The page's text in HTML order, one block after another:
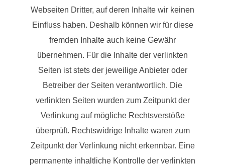
Webseiten Dritter, auf deren Inhalte wir keinen
Einfluss haben. Deshalb können wir für diese
fremden Inhalte auch keine Gewähr
übernehmen. Für die Inhalte der verlinkten
Seiten ist stets der jeweilige Anbieter oder
Betreiber der Seiten verantwortlich. Die
verlinkten Seiten wurden zum Zeitpunkt der
Verlinkung auf mögliche Rechtsverstöße
überprüft. Rechtswidrige Inhalte waren zum
Zeitpunkt der Verlinkung nicht erkennbar. Eine
permanente inhaltliche Kontrolle der verlinkten